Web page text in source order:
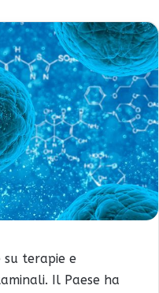
su terapie e
Il Paese ha